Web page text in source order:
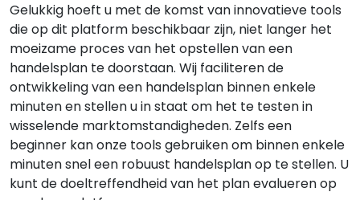
Gelukkig hoeft u met de komst van innovatieve tools
die op dit platform beschikbaar zijn, niet langer het
moeizame proces van het opstellen van een
handelsplan te doorstaan. Wij faciliteren de
ontwikkeling van een handelsplan binnen enkele
minuten en stellen u in staat om het te testen in
wisselende marktomstandigheden. Zelfs een
beginner kan onze tools gebruiken om binnen enkele
minuten snel een robuust handelsplan op te stellen. U
kunt de doeltreffendheid van het plan evalueren op